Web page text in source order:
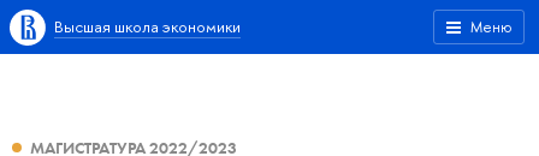
Меню
Высшая школа экономики
МАГИСТРАТУРА 2022/2023